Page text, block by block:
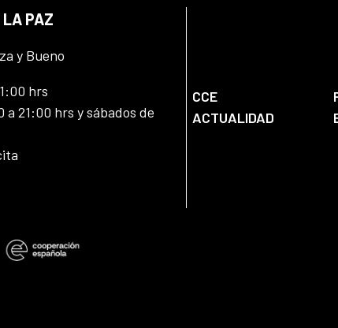
LA PAZ
y Bueno
hrs
21:00 hrs y sábados de
CCE
ACTUALIDAD